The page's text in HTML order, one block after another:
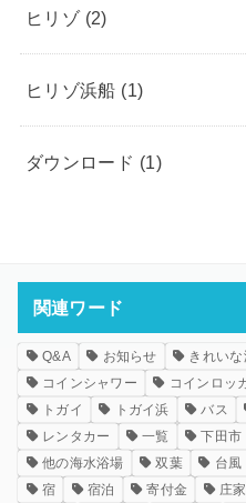
ヒリゾ (2)
ヒリゾ浜船 (1)
ダウンロード (1)
関連ワード
Q&A お知らせ きれい
コインシャワー
コインロッ
トガイ
トガイ浜 バス
レンタカー
一覧 下田市
他の海水浴場
双葉 台風
宿
宿泊 寄付金 庄家